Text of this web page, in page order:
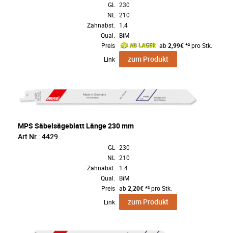
GL
230
NL
210
Zahnabst.
1.4
Qual.
BiM
Preis
ab2,99€*² pro Stk.
Link
zum Produkt
MPS Säbelsägeblatt Länge 230 mm
Art Nr.: 4429
GL
230
NL
210
Zahnabst.
1.4
Qual.
BiM
Preis ab2,20€*² pro Stk.
Link
zum Produkt